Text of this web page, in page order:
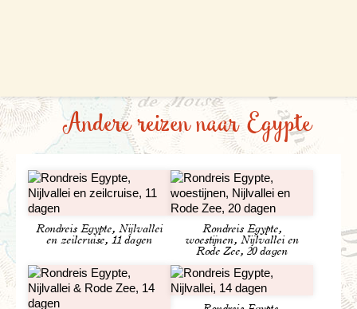
Andere reizen naar Egypte
Rondreis Egypte, Nijlvallei
en zeilcruise, 11 dagen
Rondreis Egypte,
woestijnen, Nijlvallei en
Rode Zee, 20 dagen